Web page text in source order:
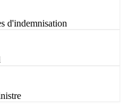
d'indemnisation